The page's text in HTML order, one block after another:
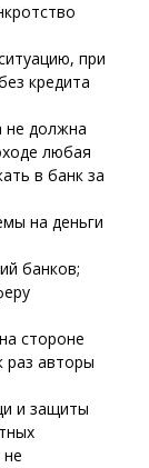
при
кредита
не должна
любая
в банк за
на деньги
банков;
стороне
раз авторы
и защиты